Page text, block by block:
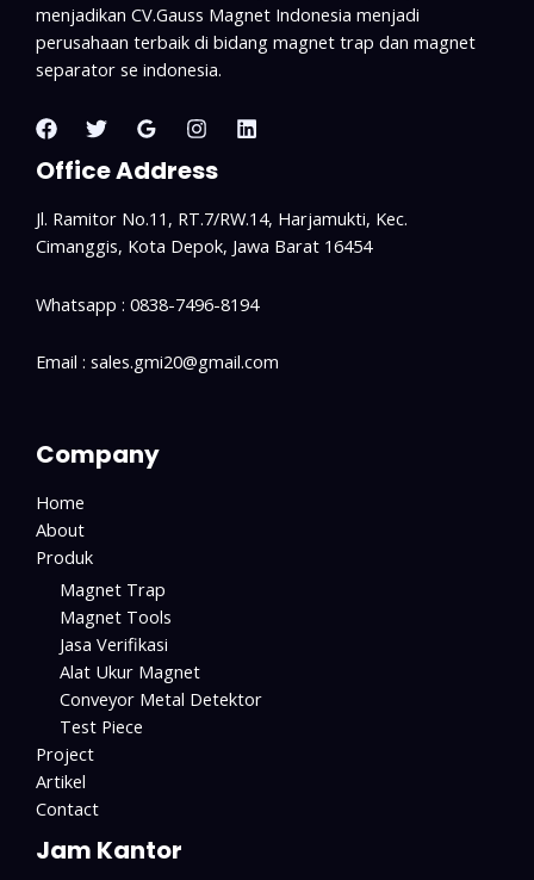
menjadikan CV.Gauss Magnet Indonesia menjadi
perusahaan terbaik di bidang magnet trap dan magnet
separator se indonesia.
Office Address
Jl. Ramitor No.11, RT.7/RW.14, Harjamukti, Kec.
Cimanggis, Kota Depok, Jawa Barat 16454
Whatsapp : 0838-7496-8194
Email : sales.gmi20@gmail.com
Company
Home
About
Produk
Magnet Trap
Magnet Tools
Jasa Verifikasi
Alat Ukur Magnet
Conveyor Metal Detektor
Test Piece
Project
Artikel
Contact
Jam Kantor